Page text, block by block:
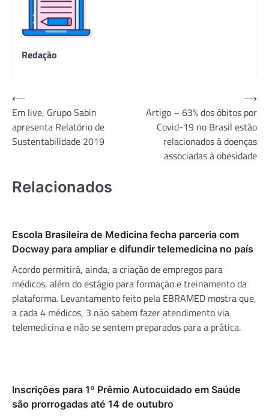
Redação
Navegação
de
Post
⟵
Em live, Grupo Sabin
apresenta Relatório de
Sustentabilidade 2019
Artigo – 63% dos óbitos por
Covid-19 no Brasil estão
relacionados à doenças
associadas à obesidade
⟶
Relacionados
Escola Brasileira de Medicina fecha parceria com
Docway para ampliar e difundir telemedicina no país
Acordo permitirá, ainda, a criação de empregos para
médicos, além do estágio para formação e treinamento da
plataforma. Levantamento feito pela EBRAMED mostra que,
a cada 4 médicos, 3 não sabem fazer atendimento via
telemedicina e não se sentem preparados para a prática.
Inscrições para 1º Prêmio Autocuidado em Saúde
são prorrogadas até 14 de outubro